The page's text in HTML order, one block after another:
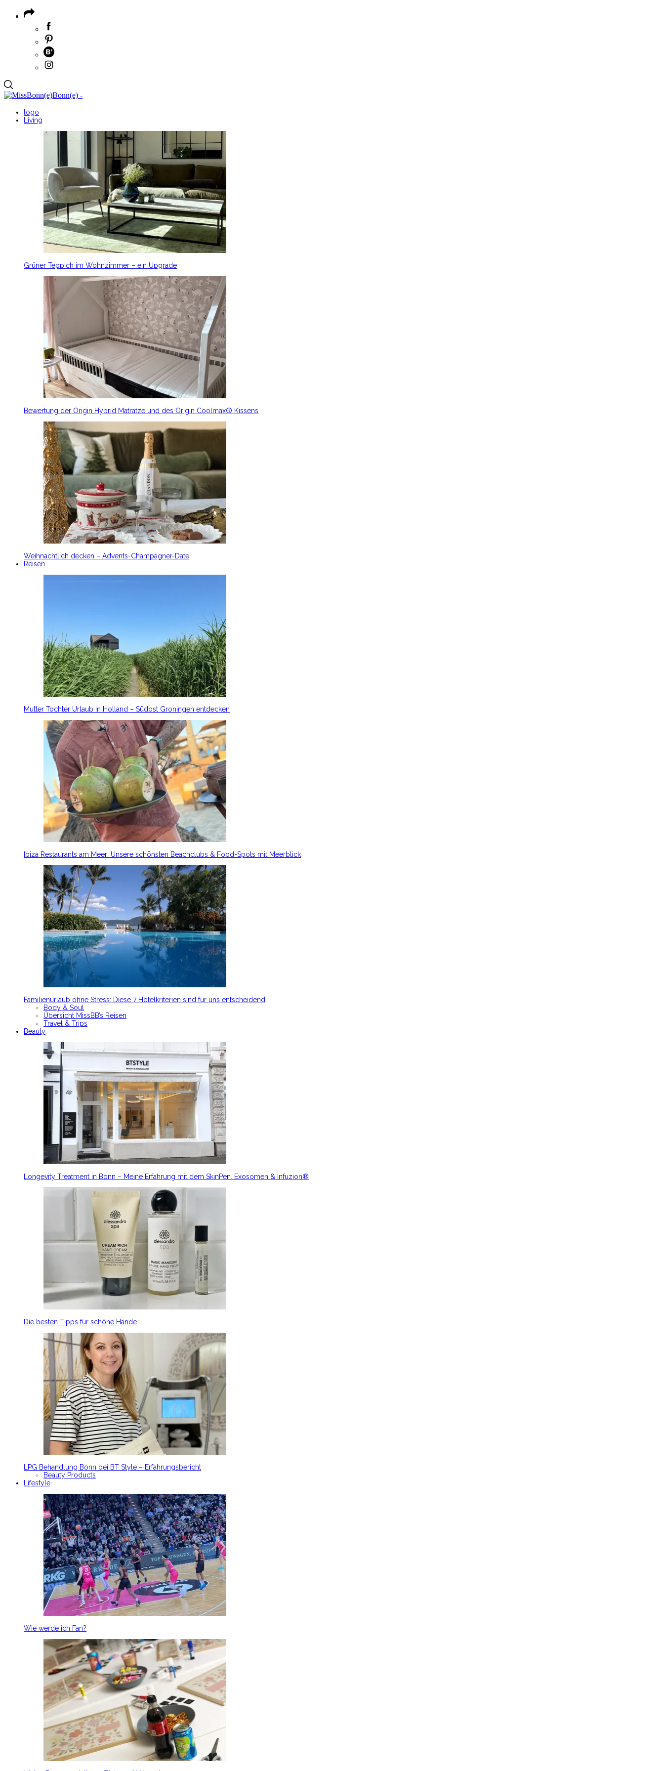
logo
Living
Grüner Teppich im Wohnzimmer – ein Upgrade
Bewertung der Origin Hybrid Matratze und des Origin Coolmax® Kissens
Weihnachtlich decken – Advents-Champagner-Date
Reisen
Mutter Tochter Urlaub in Holland – Südost Groningen entdecken
Ibiza Restaurants am Meer: Unsere schönsten Beachclubs & Food-Spots mit Meerblick
Familienurlaub ohne Stress: Diese 7 Hotelkriterien sind für uns entscheidend
Body & Soul
Übersicht MissBB’s Reisen
Travel & Trips
Beauty
Longevity Treatment in Bonn – Meine Erfahrung mit dem SkinPen, Exosomen & Infuzion®
Die besten Tipps für schöne Hände
LPG Behandlung Bonn bei BT Style – Erfahrungsbericht
Beauty Products
Lifestyle
Wie werde ich Fan?